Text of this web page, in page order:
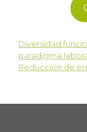
Diversidad
paradigma
Reducción de